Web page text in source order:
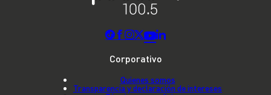
Corporativo
Quienes somos
Transparencia y declaración de intereses